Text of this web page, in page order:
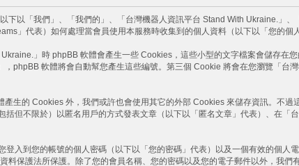
以「我們」、「我們的」、「台灣機器人資訊平台 Stand With Ukraine.」、
」代表）如何處理當會員使用本服務時收集到的個人資料（以下以「您的個
」時 phpBB 軟體會產生一些 Cookies，這些小型的文字檔案會儲存在
phpBB 軟體將會自動幫您產生這些編號。第三個 Cookie 將會在您瀏覽「台
生的 Cookies 外，我們或許也會使用其它的外部 Cookies 來儲存資訊。不
但不限於）以匿名用戶的方式發表文章（以下以「匿名文章」代表）、在「
入到您的帳號的個人密碼（以下以「您的密碼」代表）以及一個有效的個人
保護法所保護。除了您的會員名稱、您的密碼以及您的電子郵件以外，我